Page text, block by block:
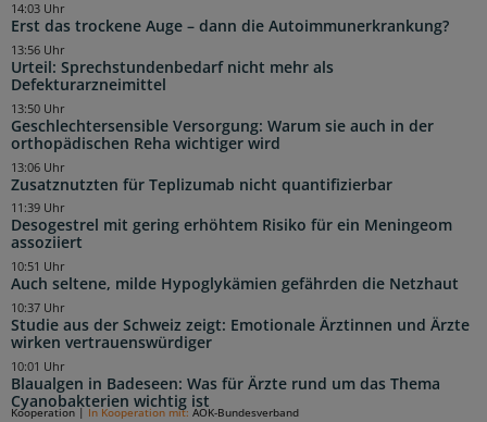
Erst das trockene Auge – dann die Autoimmunerkrankung?
14:03 Uhr
Urteil: Sprechstundenbedarf nicht mehr als
Defekturarzneimittel
13:56 Uhr
Geschlechtersensible Versorgung: Warum sie auch in der
orthopädischen Reha wichtiger wird
13:50 Uhr
Zusatznutzten für Teplizumab nicht quantifizierbar
13:06 Uhr
Desogestrel mit gering erhöhtem Risiko für ein Meningeom
assoziiert
11:39 Uhr
Auch seltene, milde Hypoglykämien gefährden die Netzhaut
10:51 Uhr
Studie aus der Schweiz zeigt: Emotionale Ärztinnen und Ärzte
wirken vertrauenswürdiger
10:37 Uhr
Blaualgen in Badeseen: Was für Ärzte rund um das Thema
Cyanobakterien wichtig ist
10:01 Uhr
Kooperation In Kooperation mit: AOK-Bundesverband